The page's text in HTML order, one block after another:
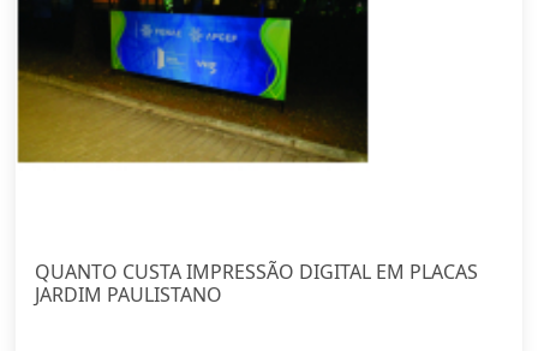
QUANTO CUSTA IMPRESSÃO DIGITAL EM PLACAS
JARDIM PAULISTANO